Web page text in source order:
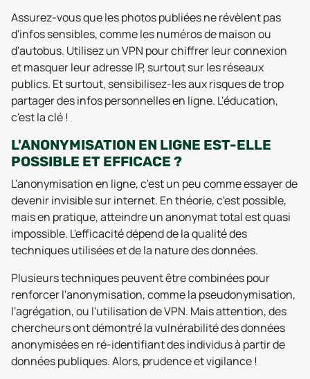
Assurez-vous que les photos publiées ne révèlent pas
d'infos sensibles, comme les numéros de maison ou
d'autobus. Utilisez un VPN pour chiffrer leur connexion
et masquer leur adresse IP, surtout sur les réseaux
publics. Et surtout, sensibilisez-les aux risques de trop
partager des infos personnelles en ligne. L'éducation,
c'est la clé !
L'ANONYMISATION EN LIGNE EST-ELLE
POSSIBLE ET EFFICACE ?
L'anonymisation en ligne, c'est un peu comme essayer de
devenir invisible sur internet. En théorie, c'est possible,
mais en pratique, atteindre un anonymat total est quasi
impossible. L'efficacité dépend de la qualité des
techniques utilisées et de la nature des données.
Plusieurs techniques peuvent être combinées pour
renforcer l'anonymisation, comme la pseudonymisation,
l'agrégation, ou l'utilisation de VPN. Mais attention, des
chercheurs ont démontré la vulnérabilité des données
anonymisées en ré-identifiant des individus à partir de
données publiques. Alors, prudence et vigilance !